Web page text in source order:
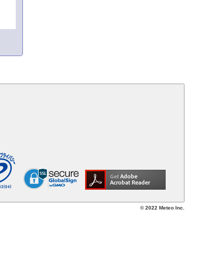
© 2022 Meteo Inc.